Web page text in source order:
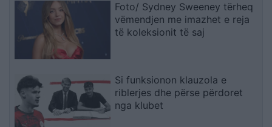
Foto/ Sydney Sweeney tërheq
vëmendjen me imazhet e reja
të koleksionit të saj
Si funksionon klauzola e
riblerjes dhe përse përdoret
nga klubet